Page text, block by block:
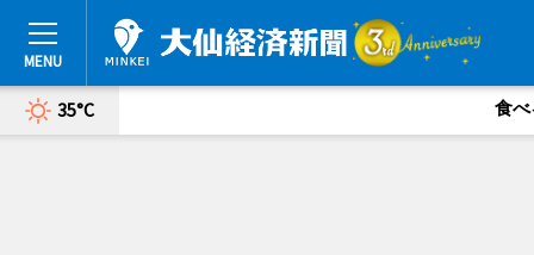
35°C 食べ